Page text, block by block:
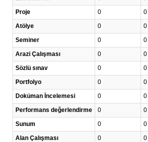
Proje
0
0
Atölye
0
0
Seminer
0
0
Arazi Çalışması
0
0
Sözlü sınav
0
0
Portfolyo
0
0
Doküman İncelemesi
0
0
Performans değerlendirme
0
0
Sunum
0
0
Alan Çalışması
0
0